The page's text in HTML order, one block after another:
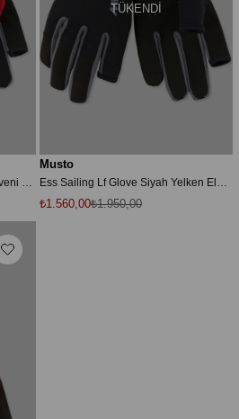
Ess Sailing Lf Glove Yelken Eldiveni Mus.augl002
TÜKENDI
Musto
Ess Sailing Lf Glove Siyah Yelken Eldiveni
₺1.560,00₺1.950,00